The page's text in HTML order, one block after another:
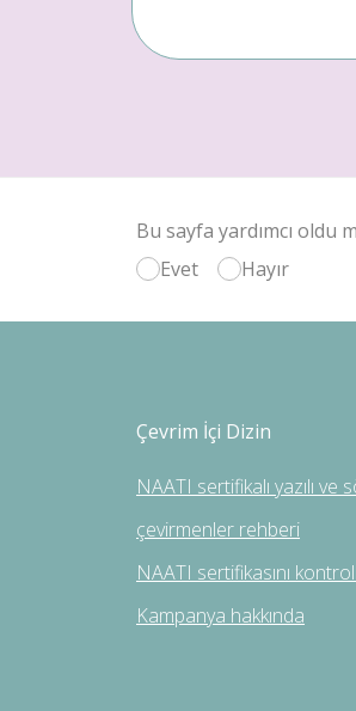
Bu sayfa yardımcı oldu
Evet
Hayır
Çevrim İçi Dizin
NAATI sertifikalı yazılı ve
çevirmenler rehberi
NAATI sertifikasını
Kampanya hakkında